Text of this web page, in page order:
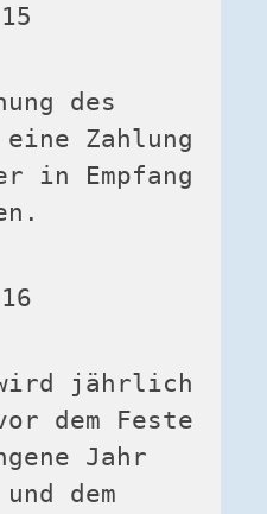
des
Zahlung
in Empfang
wird jährlich
dem Feste
Jahr
dem